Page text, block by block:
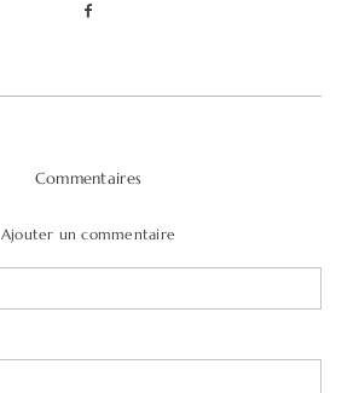
Commentaires
Ajouter un commentaire